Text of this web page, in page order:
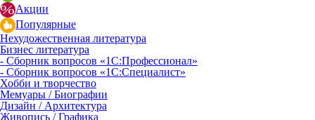
Акции
Популярные
Нехудожественная литература
Бизнес литература
- Сборник вопросов «1С:Профессионал»
- Сборник вопросов «1С:Специалист»
Хобби и творчество
Мемуары / Биографии
Дизайн / Архитектура
Живопись / Графика